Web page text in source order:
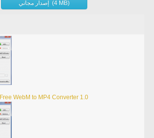
إصدار مجاني (4 MB)
Free WebM to MP4 Converter 1.0